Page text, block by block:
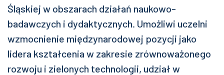
Śląskiej w obszarach działań naukowo-
badawczych i dydaktycznych. Umożliwi uczelni
wzmocnienie międzynarodowej pozycji jako
lidera kształcenia w zakresie zrównoważonego
rozwoju i zielonych technologii, udział w